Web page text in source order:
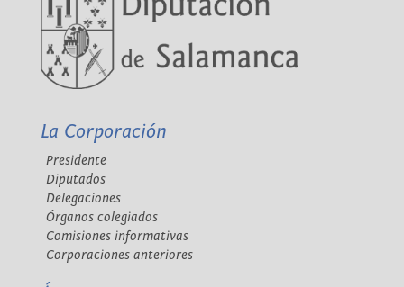
La Corporación
Presidente
Diputados
Delegaciones
Órganos colegiados
Comisiones informativas
Corporaciones anteriores